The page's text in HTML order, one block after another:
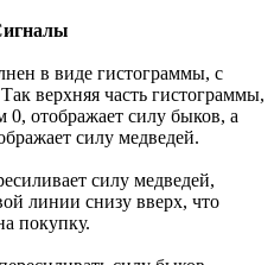
в виде гистограммы, с
верхняя часть гистограммы,
0, отображает силу быков, а
силу медведей.
силу медведей,
линии снизу вверх, что
покупку.